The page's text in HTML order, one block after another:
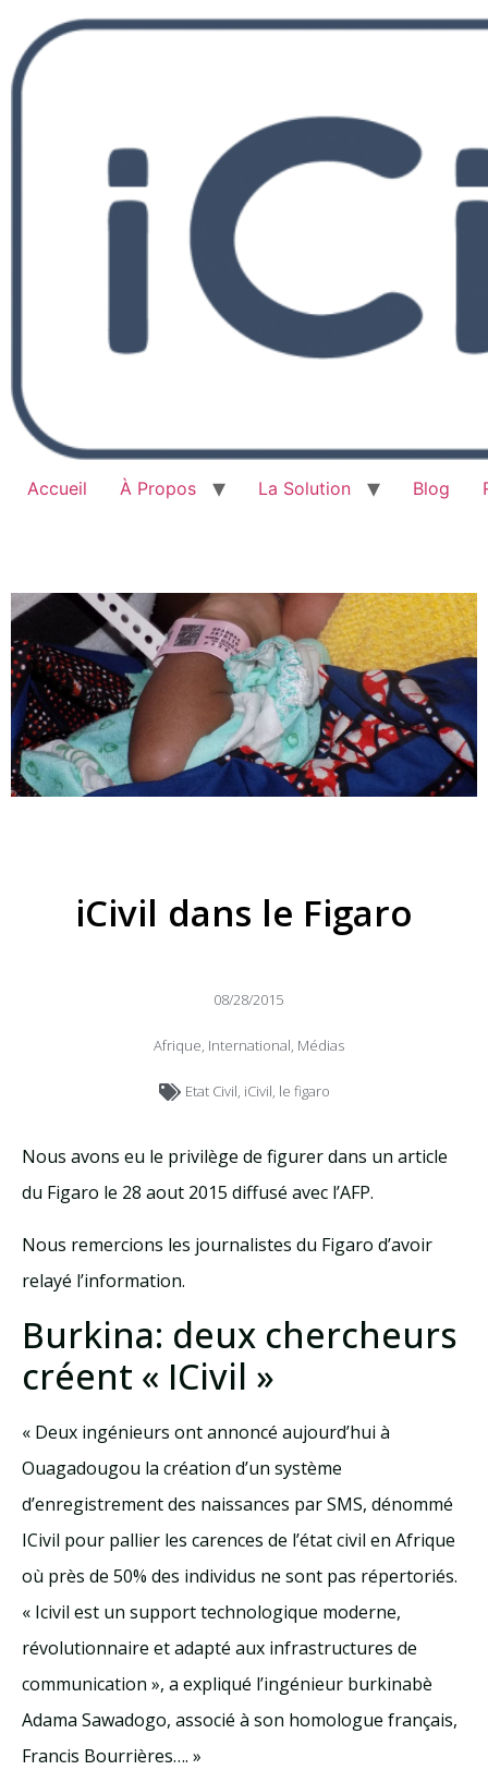
Accueil À Propos La Solution Blog
iCivil dans le Figaro
08/28/2015
Afrique, International, Médias
Etat Civil, iCivil, le figaro
Nous avons eu le privilège de figurer dans un article
du Figaro le 28 aout 2015 diffusé avec l’AFP.
Nous remercions les journalistes du Figaro d’avoir
relayé l’information.
Burkina: deux chercheurs
créent « ICivil »
« Deux ingénieurs ont annoncé aujourd’hui à
Ouagadougou la création d’un système
d’enregistrement des naissances par SMS, dénommé
ICivil pour pallier les carences de l’état civil en Afrique
où près de 50% des individus ne sont pas répertoriés.
« Icivil est un support technologique moderne,
révolutionnaire et adapté aux infrastructures de
communication », a expliqué l’ingénieur burkinabè
Adama Sawadogo, associé à son homologue français,
Francis Bourrières…. »